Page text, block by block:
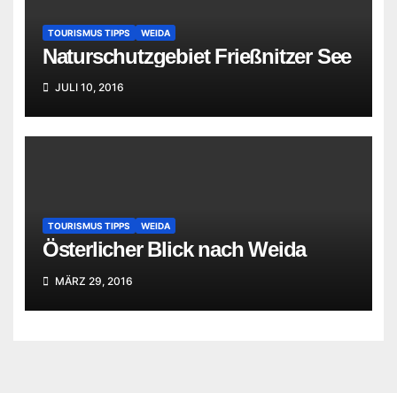
TOURISMUS TIPPS WEIDA
Naturschutzgebiet Frießnitzer See
JULI 10, 2016
TOURISMUS TIPPS WEIDA
Österlicher Blick nach Weida
MÄRZ 29, 2016